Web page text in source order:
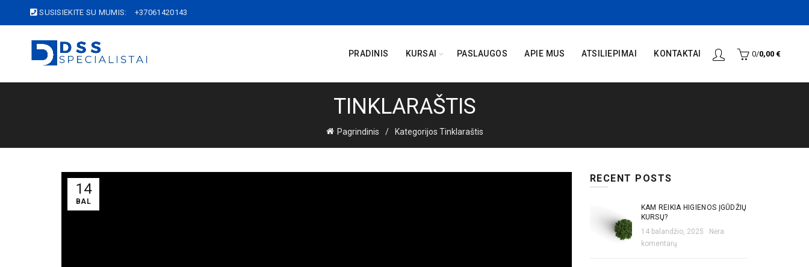
SUSISIEKITE SU MUMIS: +37061420143
PRADINIS KURSAI PASLAUGOS APIE MUS ATSILIEPIMAI KONTAKTAI 0/0,00 €
TINKLARAŠTIS
Pagrindinis Kategorijos Tinklaraštis
14
BAL
RECENT POSTS
KAM REIKIA HIGIENOS ĮGŪDŽIŲ
KURSŲ?
14 balandžio, 2025
Nėra
komentarų